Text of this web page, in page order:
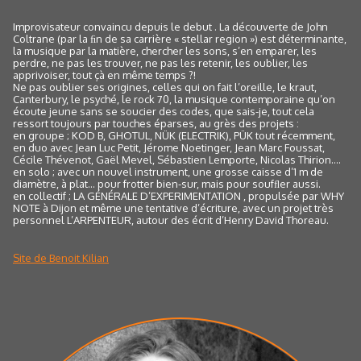
Improvisateur convaincu depuis le debut . La découverte de John
Coltrane (par la ﬁn de sa carrière « stellar region ») est déterminante,
la musique par la matière, chercher les sons, s’en emparer, les
perdre, ne pas les trouver, ne pas les retenir, les oublier, les
apprivoiser, tout çà en même temps ?!
Ne pas oublier ses origines, celles qui on fait l’oreille, le kraut,
Canterbury, le psyché, le rock 70, la musique contemporaine qu’on
écoute jeune sans se soucier des codes, que sais-je, tout cela
ressort toujours par touches éparses, au grès des projets :
en groupe ; KOD B, GHOTUL, NÜK (ELECTRIK), PÜK tout récemment,
en duo avec Jean Luc Petit, Jérome Noetinger, Jean Marc Foussat,
Cécile Thévenot, Gaël Mevel, Sébastien Lemporte, Nicolas Thirion….
en solo ; avec un nouvel instrument, une grosse caisse d’1 m de
diamètre, à plat… pour frotter bien-sur, mais pour soufﬂer aussi.
en collectif ; LA GÉNÉRALE D’EXPERIMENTATION , propulsée par WHY
NOTE à Dijon et même une tentative d’écriture, avec un projet très
personnel L’ARPENTEUR, autour des écrit d’Henry David Thoreau.
Site de Benoit Kilian